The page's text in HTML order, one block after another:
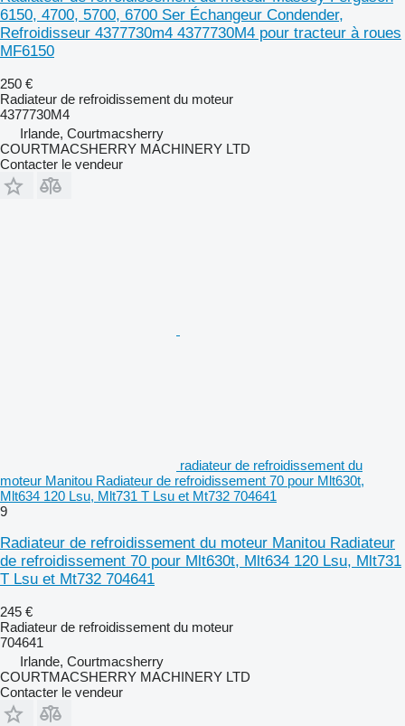
6150, 4700, 5700, 6700 Ser Échangeur Condender,
Refroidisseur 4377730m4 4377730M4 pour tracteur à roues
MF6150
250 €
Radiateur de refroidissement du moteur
4377730M4
Irlande, Courtmacsherry
COURTMACSHERRY MACHINERY LTD
Contacter le vendeur
radiateur de refroidissement du
moteur Manitou Radiateur de refroidissement 70 pour Mlt630t,
Mlt634 120 Lsu, Mlt731 T Lsu et Mt732 704641
9
Radiateur de refroidissement du moteur Manitou Radiateur
de refroidissement 70 pour Mlt630t, Mlt634 120 Lsu, Mlt731
T Lsu et Mt732 704641
245 €
Radiateur de refroidissement du moteur
704641
Irlande, Courtmacsherry
COURTMACSHERRY MACHINERY LTD
Contacter le vendeur